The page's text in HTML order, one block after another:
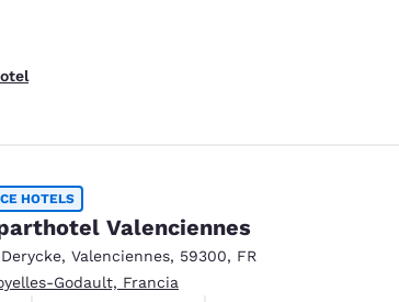
HOTELS
Valenciennes
, Valenciennes, 59300, FR
Godault, Francia